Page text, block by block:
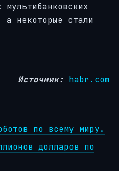
а некоторые стали
Источник: habr.com
по всему миру.
долларов по